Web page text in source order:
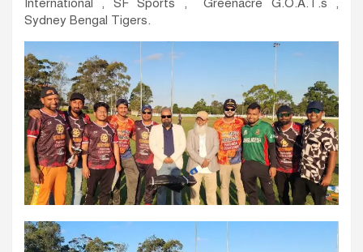
International , SF Sports , Greenacre G.O.A.T.s ,
Sydney Bengal Tigers.